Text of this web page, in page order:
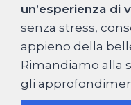
un’esperienza di
senza stress,
appieno della
Rimandiamo alla
gli